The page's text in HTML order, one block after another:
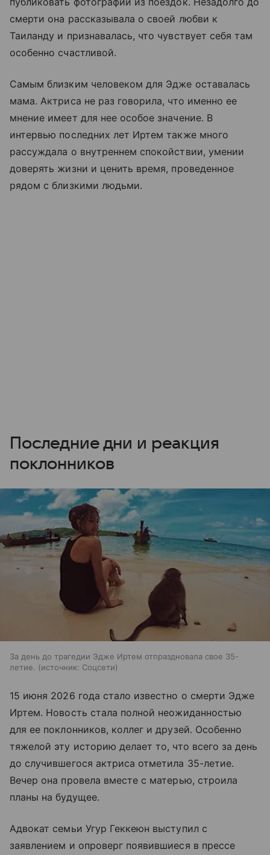
смерти она рассказывала о своей любви к
Таиланду и признавалась, что чувствует себя там
особенно счастливой.
Самым близким человеком для Эдже оставалась
мама. Актриса не раз говорила, что именно ее
мнение имеет для нее особое значение. В
интервью последних лет Иртем также много
рассуждала о внутреннем спокойствии, умении
доверять жизни и ценить время, проведенное
рядом с близкими людьми.
Последние дни и реакция
поклонников
За день до трагедии Эдже Иртем отпраздновала свое 35-
летие.
источник: Соцсети
15 июня 2026 года стало известно о смерти Эдже
Иртем. Новость стала полной неожиданностью
для ее поклонников, коллег и друзей. Особенно
тяжелой эту историю делает то, что всего за день
до случившегося актриса отметила 35-летие.
Вечер она провела вместе с матерью, строила
планы на будущее.
Адвокат семьи Угур Геккеюн выступил с
заявлением и опроверг появившиеся в прессе